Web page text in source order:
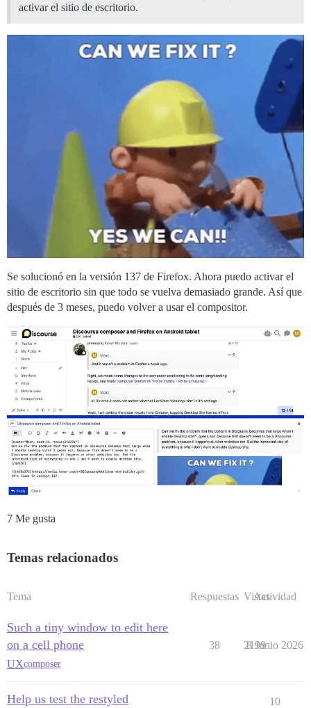
activar el sitio de escritorio.
Se solucionó en la versión 137 de Firefox. Ahora puedo activar el
sitio de escritorio sin que todo se vuelva demasiado grande. Así que
después de 3 meses, puedo volver a usar el compositor.
7 Me gusta
Temas relacionados
Tema Respuestas Vistas
Actividad
Such a tiny window to edit here
on a cell phone
UXcomposer
38 2199
8 Junio 2026
Help us test the restyled
10